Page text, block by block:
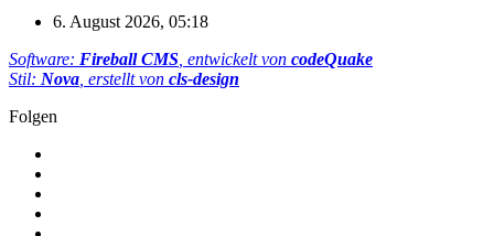
6. August 2026, 05:18
Software: Fireball CMS , entwickelt von codeQuake
Stil: Nova , erstellt von cls-design
Folgen